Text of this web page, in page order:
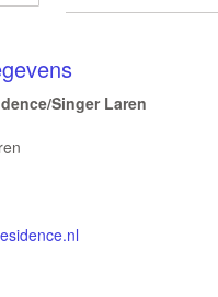
Singer Laren